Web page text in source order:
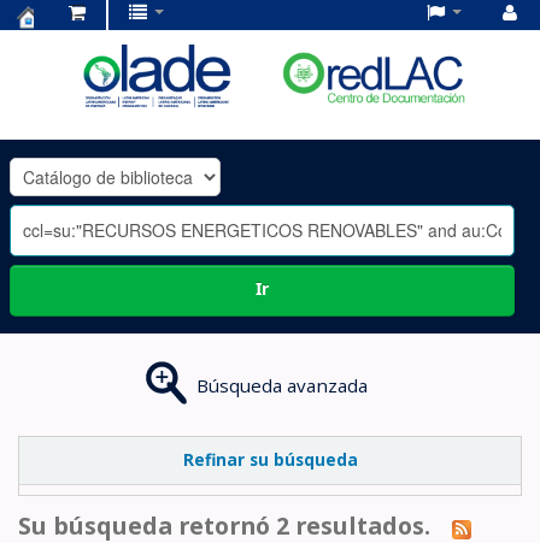
OLADE
-
Ir
Búsqueda avanzada
Refinar su búsqueda
Su búsqueda retornó 2 resultados.